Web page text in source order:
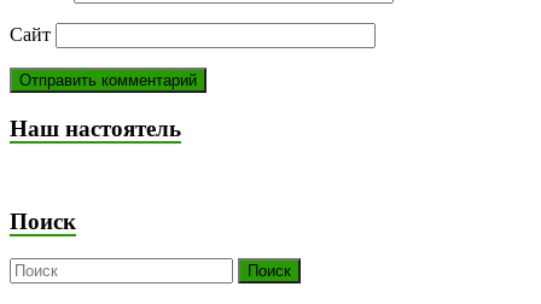
Сайт
Наш настоятель
Поиск